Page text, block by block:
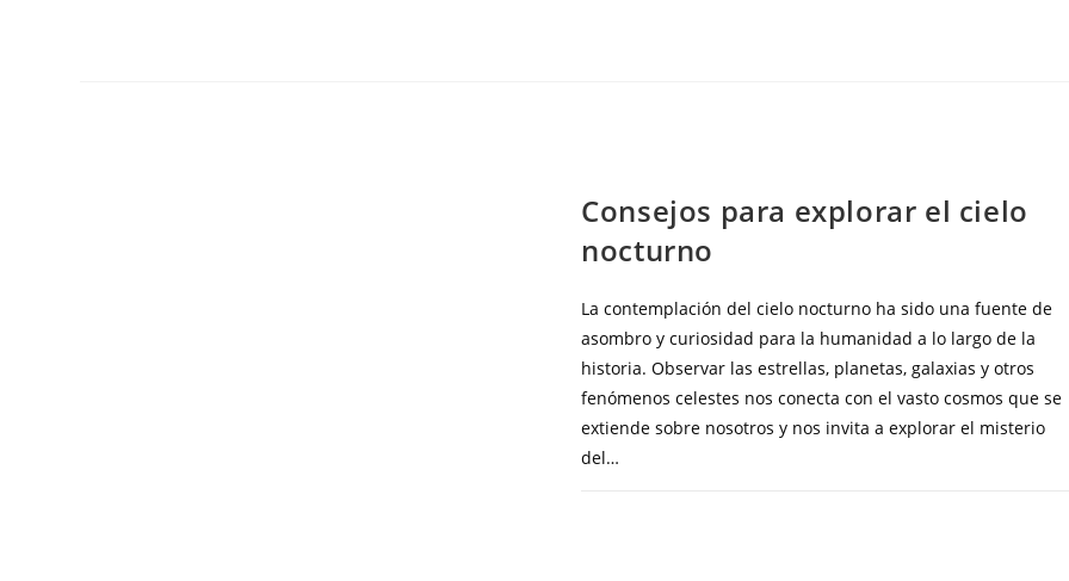
Consejos para explorar el cielo
nocturno
La contemplación del cielo nocturno ha sido una fuente de
asombro y curiosidad para la humanidad a lo largo de la
historia. Observar las estrellas, planetas, galaxias y otros
fenómenos celestes nos conecta con el vasto cosmos que se
extiende sobre nosotros y nos invita a explorar el misterio
del…